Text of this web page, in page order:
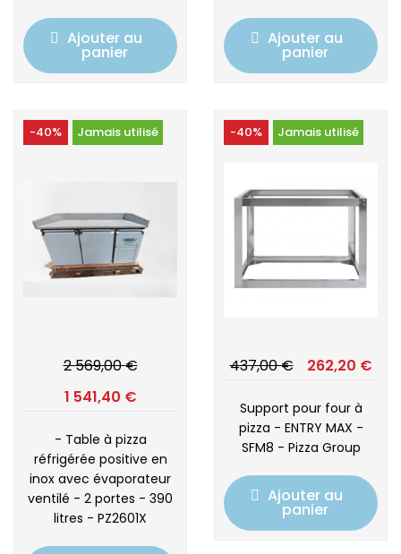
Ajouter au
panier
Ajouter au
panier
-40% Jamais utilisé
2 569,00 €
1 541,40 €
- Table à pizza
réfrigérée positive en
inox avec évaporateur
ventilé - 2 portes - 390
litres - PZ2601X
-40% Jamais utilisé
437,00 € 262,20 €
Support pour four à
pizza - ENTRY MAX -
SFM8 - Pizza Group
Ajouter au
panier